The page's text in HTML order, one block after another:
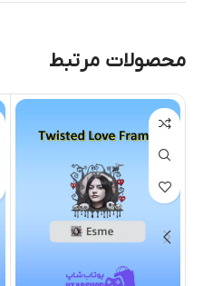
محصولات مرتبط